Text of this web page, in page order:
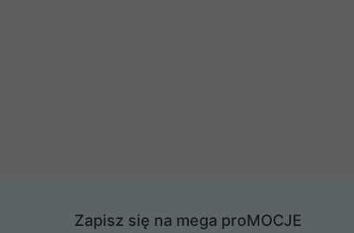
Zapisz się na mega proMOCJE